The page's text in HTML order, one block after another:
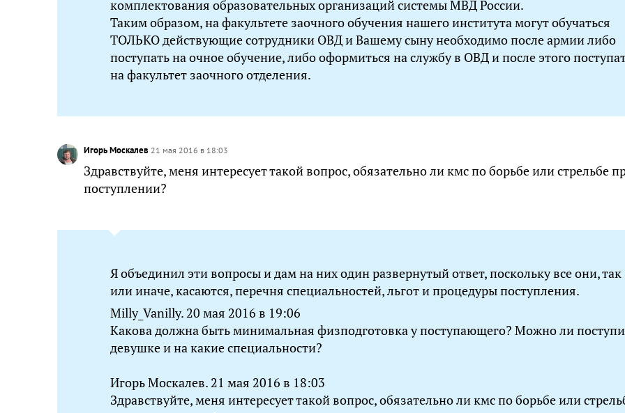
комплектования образовательных организаций системы МВД России.
Таким образом, на факультете заочного обучения нашего института могут обучаться
ТОЛЬКО действующие сотрудники ОВД и Вашему сыну необходимо после армии либо
поступать на очное обучение, либо оформиться на службу в ОВД и после этого
на факультет заочного отделения.
Игорь Москалев 21 мая 2016 в 18:03
Здравствуйте, меня интересует такой вопрос, обязательно ли кмс по борьбе или стрельбе
поступлении?
Я объединил эти вопросы и дам на них один развернутый ответ, поскольку все они, так
или иначе, касаются, перечня специальностей, льгот и процедуры поступления.
Milly_Vanilly. 20 мая 2016 в 19:06
Какова должна быть минимальная физподготовка у поступающего? Можно ли
девушке и на какие специальности?
Игорь Москалев. 21 мая 2016 в 18:03
Здравствуйте, меня интересует такой вопрос, обязательно ли кмс по борьбе или